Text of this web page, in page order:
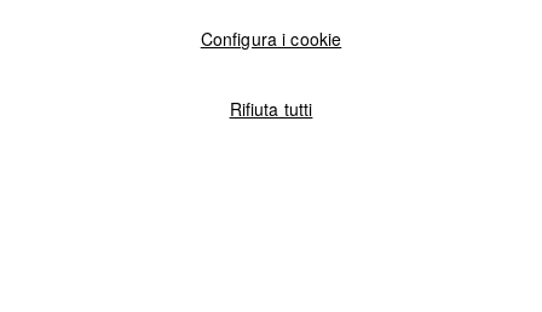
Configura i cookie
Rifiuta tutti